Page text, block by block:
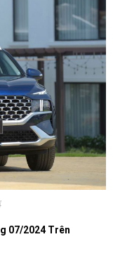
07/2024 Trên